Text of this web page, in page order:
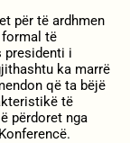
për të ardhmen
formal të
presidenti i
ka marrë
që ta bëjë
të
përdoret nga